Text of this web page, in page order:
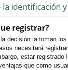
la identificación
registrar?
decisión la toman
necesitará
estar registrado
que como